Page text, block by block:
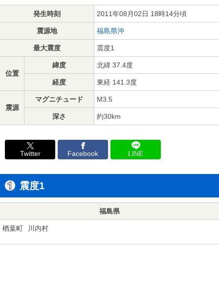
発生時刻 2011年08月02日 18時14分頃
震源地 福島県沖
最大震度 震度1
位置
緯度 北緯 37.4度
経度 東経 141.3度
震源
マグニチュード M3.5
深さ 約30km
Twitter Facebook LINE
震度1
福島県
楢葉町 川内村